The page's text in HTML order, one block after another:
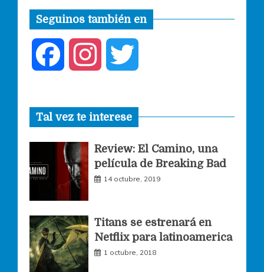
Seguinos también en
c
e
b
o
o
s
t
a
g
i
t
t
r
Tal vez te interese
Review: El Camino, una
película de Breaking Bad
14 octubre, 2019
Titans se estrenará en
Netflix para latinoamerica
1 octubre, 2018